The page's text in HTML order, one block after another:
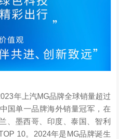
年上汽MG品牌全球销量超过
国单一品牌海外销量冠军，在
、墨西哥、印度、泰国、智利
10。2024年是MG品牌诞生